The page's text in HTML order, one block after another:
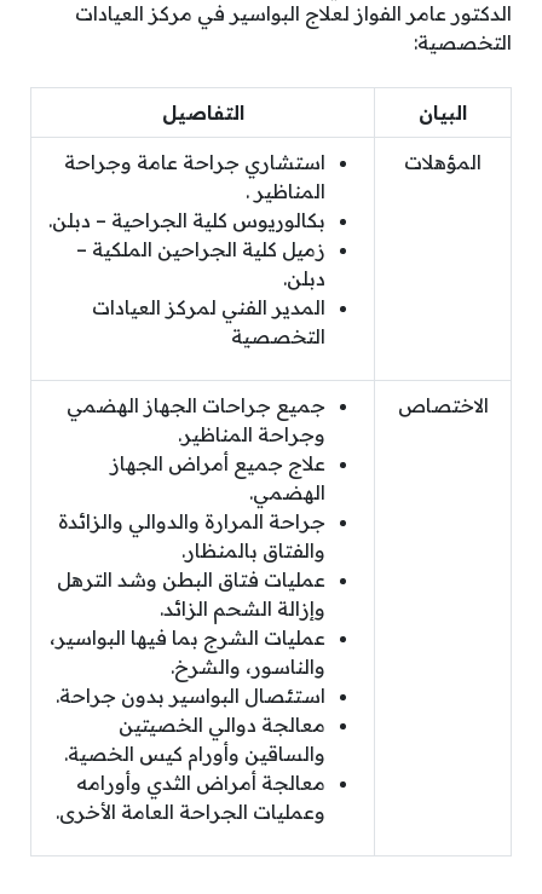
الدكتور عامر الفواز لعلاج البواسير في مركز العيادات
التخصصية:
البيان التفاصيل
المؤهلات
استشاري جراحة عامة وجراحة
المناظير .
بكالوريوس كلية الجراحية – دبلن.
زميل كلية الجراحين الملكية –
دبلن.
المدير الفني لمركز العيادات
التخصصية
الاختصاص
جميع جراحات الجهاز الهضمي
وجراحة المناظير.
علاج جميع أمراض الجهاز
الهضمي.
جراحة المرارة والدوالي والزائدة
والفتاق بالمنظار.
عمليات فتاق البطن وشد الترهل
وإزالة الشحم الزائد.
عمليات الشرج بما فيها البواسير،
والناسور، والشرخ.
استئصال البواسير بدون جراحة.
معالجة دوالي الخصيتين
والساقين وأورام كيس الخصية.
معالجة أمراض الثدي وأورامه
وعمليات الجراحة العامة الأخرى.